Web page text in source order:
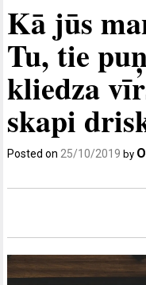
Kā jūs
Tu, tie
kliedza
skapi
Posted on25/10/2019 by